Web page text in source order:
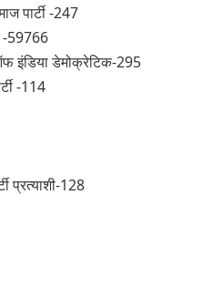
पार्टी -247
-59766
इंडिया डेमोक्रेटिक-295
-114
प्रत्याशी-128